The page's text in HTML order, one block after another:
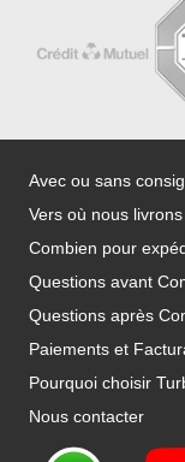
Avec ou sans
Vers où nous
Combien pour
Questions avant
Questions après
Paiements et
Pourquoi choisir
Nous contacter